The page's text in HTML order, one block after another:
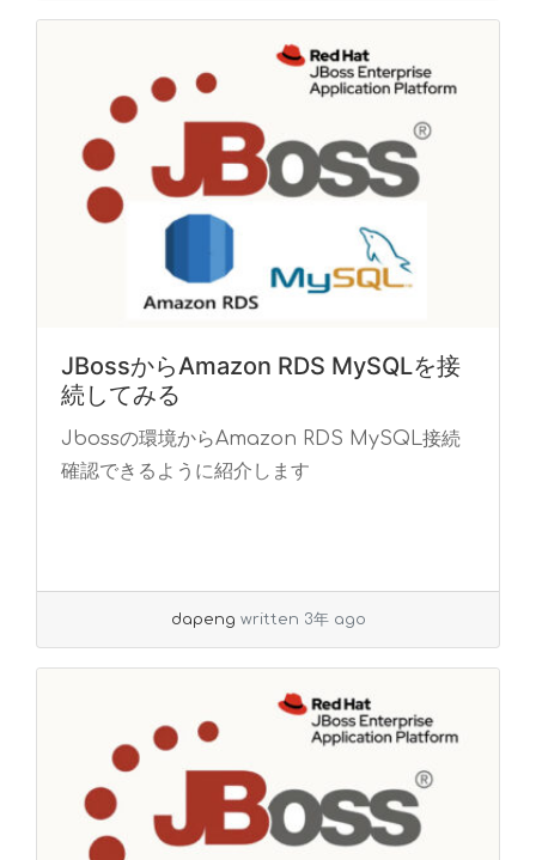
JBossからAmazon RDS MySQLを接
続してみる
Jbossの環境からAmazon RDS MySQL接続
確認できるように紹介します
dapeng written 3年 ago